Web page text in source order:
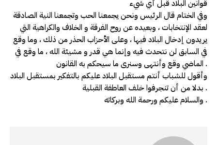
قوانين البلاد قبل أي شيء
وفي الختام قال الرئيس ونحن يجمعنا الحب وتجمعنا النية الصادقة
لعقد الإنتخابات ، وبعيده عن روح الفرقة و الخلاف والكراهية التي
يريدون إدخال البلاد فيها ، وعلى الأحزاب الحذر من ذلك ، وما وقع
في السابق لن نتحدث فيه وإنما هي قدر و مشيئة الله ، ما وقع في
الماضي وقع وأنتهى وسنرى ما سيحكم به القانون .
وأقول للشباب أنتم مستقبل البلاد عليكم بالتفكير بمستقبل البلاد
بدلا من أن تنجرفوا خلف العاطفة القبلية .
والسلام عليكم ورحمة الله وبركاته .